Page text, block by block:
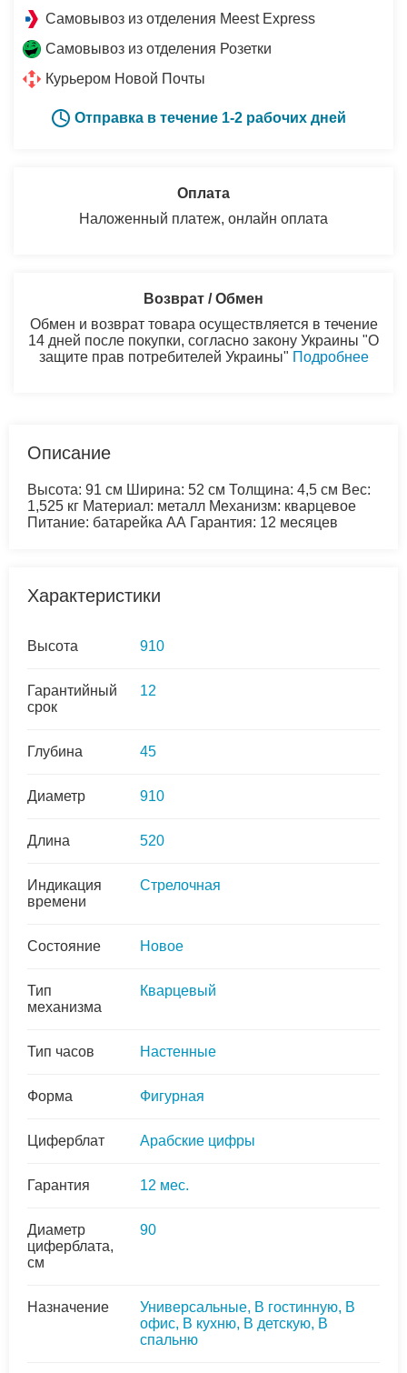
Самовывоз из отделения Meest Express
Самовывоз из отделения Розетки
Курьером Новой Почты
Отправка в течение 1-2 рабочих дней
Оплата
Наложенный платеж, онлайн оплата
Возврат / Обмен
Обмен и возврат товара осуществляется в течение
14 дней после покупки, согласно закону Украины "О
защите прав потребителей Украины" Подробнее
Описание
Высота: 91 см Ширина: 52 см Толщина: 4,5 см Вес:
1,525 кг Материал: металл Механизм: кварцевое
Питание: батарейка АА Гарантия: 12 месяцев
Характеристики
Высота 910
Гарантийный
срок
12
Глубина 45
Диаметр 910
Длина 520
Индикация
времени
Стрелочная
Состояние Новое
Тип
механизма
Кварцевый
Тип часов Настенные
Форма Фигурная
Циферблат Арабские цифры
Гарантия 12 мес.
Диаметр
циферблата,
см
90
Назначение
Универсальные, В гостинную, В
офис, В кухню, В детскую, В
спальню